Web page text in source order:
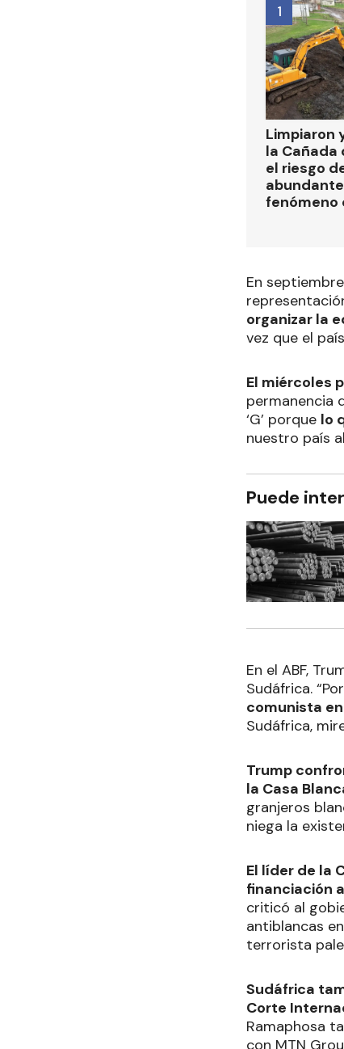
Limpiaron
la Cañada
el riesgo
fenómeno
1
En
organizar la
vez que el
El miércoles
permanencia
‘G’ porque lo
nuestro país
Puede
En el ABF,
Sudáfrica.
comunista
Sudáfrica,
Trump
la Casa
granjeros
niega la
El líder de la
financiación
criticó al
antiblancas
terrorista
Sudáfrica
Corte
Ramaphosa
con MTN